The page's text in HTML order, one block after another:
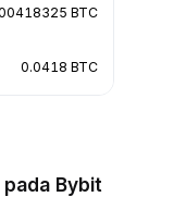
BTC
0.0418 BTC
pada Bybit